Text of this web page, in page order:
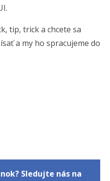
tip, trick a chcete sa
a my ho spracujeme do
Sledujte nás na